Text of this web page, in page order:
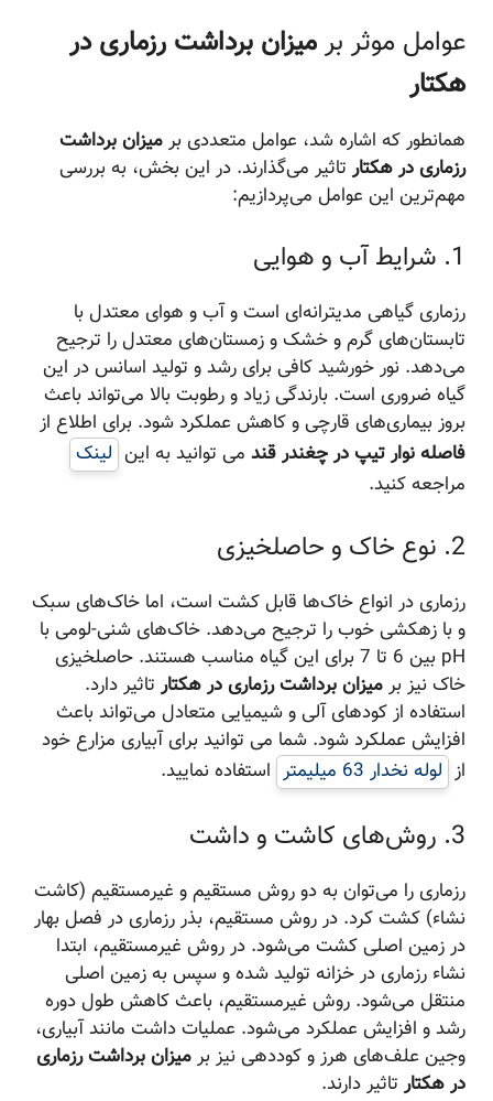
عوامل موثر برمیزان برداشت رزماری در
هکتار
همانطور که اشاره شد، عوامل متعددی برمیزان برداشت
رزماری در هکتار تاثیر می‌گذارند. در این بخش، به بررسی
مهم‌ترین این عوامل می‌پردازیم:
1. شرایط آب و هوایی
رزماری گیاهی مدیترانه‌ای است و آب و هوای معتدل با
تابستان‌های گرم و خشک و زمستان‌های معتدل را ترجیح
می‌دهد. نور خورشید کافی برای رشد و تولید اسانس در این
گیاه ضروری است. بارندگی زیاد و رطوبت بالا می‌تواند باعث
بروز بیماری‌های قارچی و کاهش عملکرد شود. برای اطلاع از
فاصله نوار تیپ در چغندر قند می توانید به این لینک
مراجعه کنید.
2. نوع خاک و حاصلخیزی
رزماری در انواع خاک‌ها قابل کشت است، اما خاک‌های سبک
و با زهکشی خوب را ترجیح می‌دهد. خاک‌های شنی-لومی با
pH بین 6 تا 7 برای این گیاه مناسب هستند. حاصلخیزی
خاک نیز برمیزان برداشت رزماری در هکتار تاثیر دارد.
استفاده از کودهای آلی و شیمیایی متعادل می‌تواند باعث
افزایش عملکرد شود. شما می توانید برای آبیاری مزارع خود
از لوله نخدار 63 میلیمتر استفاده نمایید.
3. روش‌های کاشت و داشت
رزماری را می‌توان به دو روش مستقیم و غیرمستقیم (کاشت
نشاء) کشت کرد. در روش مستقیم، بذر رزماری در فصل بهار
در زمین اصلی کشت می‌شود. در روش غیرمستقیم، ابتدا
نشاء رزماری در خزانه تولید شده و سپس به زمین اصلی
منتقل می‌شود. روش غیرمستقیم، باعث کاهش طول دوره
رشد و افزایش عملکرد می‌شود. عملیات داشت مانند آبیاری،
وجین علف‌های هرز و کوددهی نیز برمیزان برداشت رزماری
در هکتار تاثیر دارند.